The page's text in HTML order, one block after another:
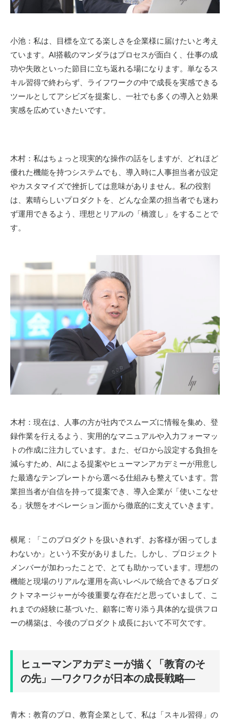
小池：私は、目標を立てる楽しさを企業様に届けたいと考え
ています。 AI搭載のマンダラはプロセスが面白く、仕事の成
功や失敗といった節目に立ち返れる場になります。単なるス
キル習得で終わらず、ライフワークの中で成長を実感できる
ツールとしてアシビズを提案し、一社でも多くの導入と効果
実感を広めていきたいです。
木村：私はちょっと現実的な操作の話をしますが、どれほど
優れた機能を持つシステムでも、導入時に人事担当者が設定
やカスタマイズで挫折しては意味がありません。私の役割
は、素晴らしいプロダクトを、どんな企業の担当者でも迷わ
ず運用できるよう、理想とリアルの「橋渡し」をすることで
す。
木村：現在は、人事の方が社内でスムーズに情報を集め、登
録作業を行えるよう、実用的なマニュアルや入力フォーマッ
トの作成に注力しています。また、ゼロから設定する負担を
減らすため、 AIによる提案やヒューマンアカデミーが用意し
た最適なテンプレートから選べる仕組みも整えています。営
業担当者が自信を持って提案でき、導入企業が「使いこなせ
る」状態をオペレーション面から徹底的に支えていきます。
横尾：「このプロダクトを扱いきれず、お客様が困ってしま
わないか」という不安がありました。しかし、プロジェクト
メンバーが加わったことで、とても助かっています。理想の
機能と現場のリアルな運用を高いレベルで統合できるプロダ
クトマネージャーが今後重要な存在だと思っていまして、こ
れまでの経験に基づいた、顧客に寄り添う具体的な提供フロ
ーの構築は、今後のプロダクト成長において不可欠です。
ヒューマンアカデミーが描く「教育のそ
の先」―ワクワクが日本の成長戦略―
青木：教育のプロ、教育企業として、私は「スキル習得」の